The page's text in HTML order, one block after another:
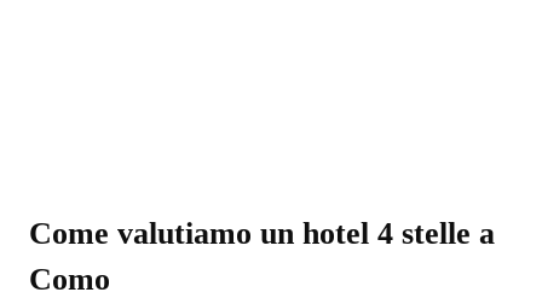
Come valutiamo un hotel 4 stelle a
Como